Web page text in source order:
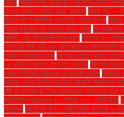
বিজয় বিদায়ী শিক্ষা উপদেষ্টা শিক্ষকদের জন্য
সংখ্যা কমাতে কঠোর হচ্ছে কানাডা বিধবা নই” –
বিয়ের আগে মানসিক প্রস্তুতি নেয়ার উপায়
বিয়ের ব্যাপারে যা বললেন সাফা কবির
শান্তি এবং স্থিতিশীলতার জন্য বিশ্বের ৭০
অন্যতম শীর্ষ ধনী এবং যুক্তরাষ্ট্রের প্রভাবশালী
পঞ্চম অবস্থানে ঢাকা বিশ্বের ধনীতম রাজা:
১০ ধনীর শিক্ষাগত যোগ্যতা কতটুকু বিশ্বের
খেয়ে শিক্ষকের বিরুদ্ধে হত্যাচেষ্টা মামলা বিসিবির
ঘটনায় ডোপ টেস্টের পর তিন আসামি আদালতে
বৃষ্টি ও তাপমাত্রা নিয়ে আবহাওয়া অফিসের নতুন
প্রতিষ্ঠানে দায়-দেনা ৫০ হাজার ৫০০ কোটি টাকা
আতঙ্ক বৈদেশিক ঋণ - প্রতিশ্রুতি কমেছে